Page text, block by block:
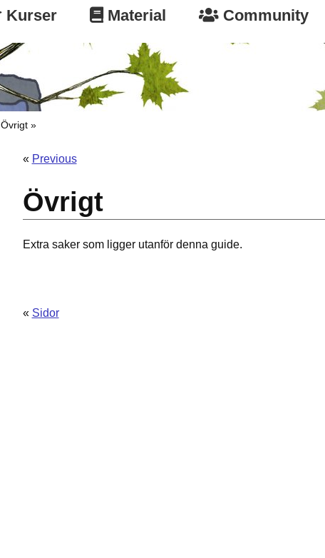
Kurser Material Community
Övrigt
« Previous
Övrigt
Extra saker som ligger utanför denna guide.
« Sidor